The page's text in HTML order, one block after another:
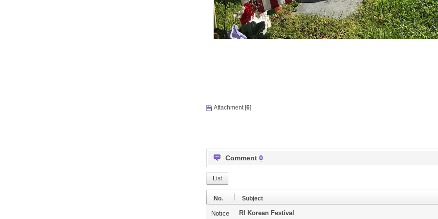
Attachment [6]
Comment 0
List
No. Subject
Notice RI Korean Festival